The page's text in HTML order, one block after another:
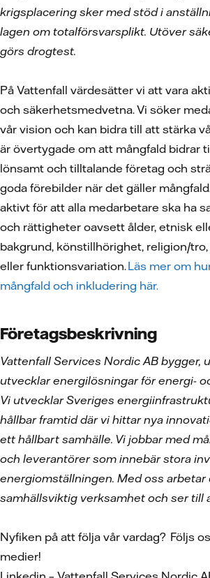
krigsplacering sker med stöd i
lagen om totalförsvarsplikt. Utöver
görs drogtest.
På Vattenfall värdesätter vi att vara
och säkerhetsmedvetna. Vi söker
vår vision och kan bidra till att stärka
är övertygade om att mångfald bidrar
lönsamt och tilltalande företag och
goda förebilder när det gäller
aktivt för att alla medarbetare ska ha
och rättigheter oavsett ålder, etnisk
bakgrund, könstillhörighet, religion/
eller funktionsvariation.Läs mer om
mångfald och inkludering här.
Företagsbeskrivning
Vattenfall Services Nordic AB bygger,
utvecklar energilösningar för energi-
Vi utvecklar Sveriges
hållbar framtid där vi hittar nya
ett hållbart samhälle. Vi jobbar med
och leverantörer som innebär stora
energiomställningen. Med oss arbetar
samhällsviktig verksamhet och ser till
Nyfiken på att följa vår vardag? Följs
medier!